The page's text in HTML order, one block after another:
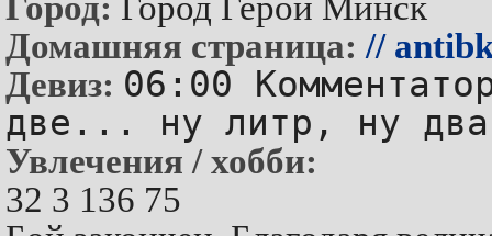
Домашняя страница: //
Девиз: 06:00
две... ну литр, ну
Увлечения / хобби:
32 3 136 75